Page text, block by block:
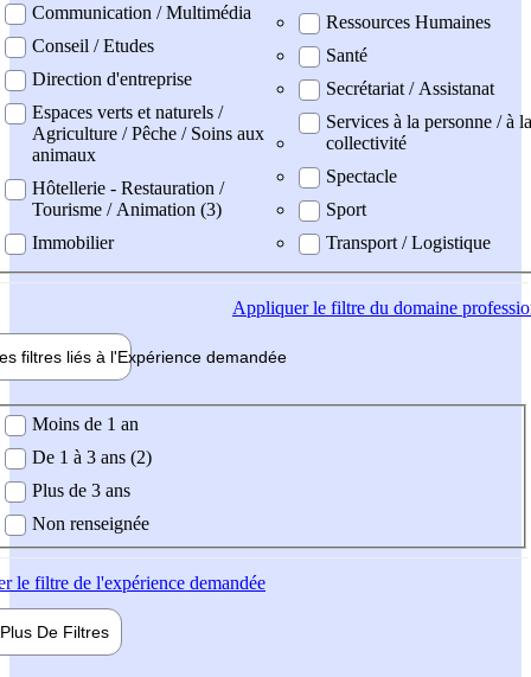
Communication / Multimédia
Conseil / Etudes
Direction d'entreprise
Espaces verts et naturels /
Agriculture / Pêche / Soins aux
animaux
Hôtellerie - Restauration /
Tourisme / Animation (3)
Immobilier
Ressources Humaines
Santé
Secrétariat / Assistanat
Services à la personne / à la
collectivité
Spectacle
Sport
Transport / Logistique
Appliquerle filtre du domaine
filtres liés à l'Expérience demandée
demandée
Moins de 1 an
De 1 à 3 ans (2)
Plus de 3 ans
Non renseignée
le filtre de l'expérience demandée
Plus De Filtres